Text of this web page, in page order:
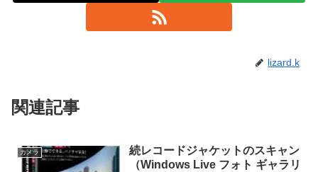
lizard.k
関連記事
カメラ
続レコードジャケットのスキャン
（Windows Live フォト ギャラリ